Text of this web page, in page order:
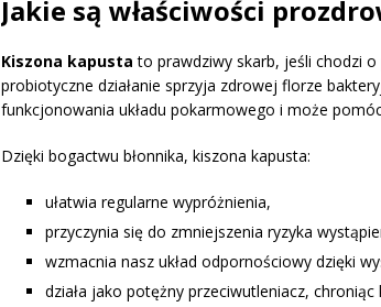
Jakie są właściwości
Kiszona kapusta to prawdziwy skarb, jeśli chodzi
probiotyczne działanie sprzyja zdrowej florze
funkcjonowania układu pokarmowego i może
Dzięki bogactwu błonnika, kiszona kapusta:
ułatwia regularne wypróżnienia,
przyczynia się do zmniejszenia ryzyka
wzmacnia nasz układ odpornościowy dzięki
działa jako potężny przeciwutleniacz,